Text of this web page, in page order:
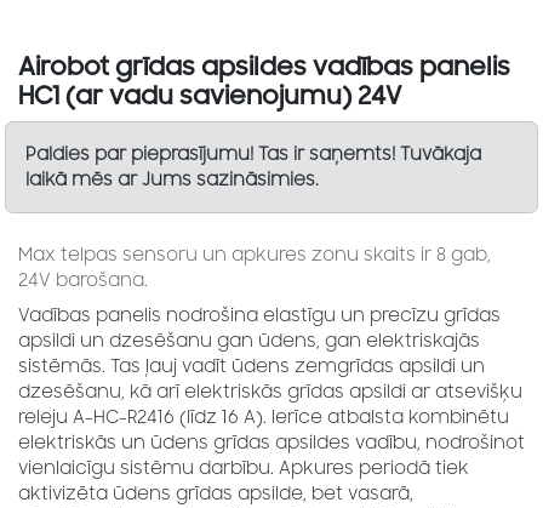
Airobot grīdas apsildes vadības panelis
HC1 (ar vadu savienojumu) 24V
Paldies par pieprasījumu! Tas ir saņemts! Tuvākaja
laikā mēs ar Jums sazināsimies.
Max telpas sensoru un apkures zonu skaits ir 8 gab,
24V barošana.
Vadības panelis nodrošina elastīgu un precīzu grīdas
apsildi un dzesēšanu gan ūdens, gan elektriskajās
sistēmās. Tas ļauj vadīt ūdens zemgrīdas apsildi un
dzesēšanu, kā arī elektriskās grīdas apsildi ar atsevišķu
releju A-HC-R2416 (līdz 16 A). Ierīce atbalsta kombinētu
elektriskās un ūdens grīdas apsildes vadību, nodrošinot
vienlaicīgu sistēmu darbību. Apkures periodā tiek
aktivizēta ūdens grīdas apsilde, bet vasarā,